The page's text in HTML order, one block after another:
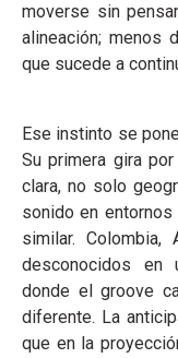
moverse sin
alineación; menos
que sucede a
Ese instinto se
Su primera gira
clara, no solo
sonido en entornos
similar.
desconocidos en
donde el groove
diferente. La
que en la